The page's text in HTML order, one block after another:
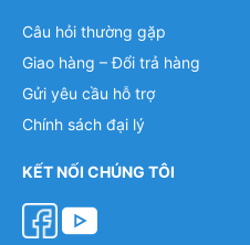
Câu hỏi thường gặp
Giao hàng – Đổi trả hàng
Gửi yêu cầu hỗ trợ
Chính sách đại lý
KẾT NỐI CHÚNG TÔI